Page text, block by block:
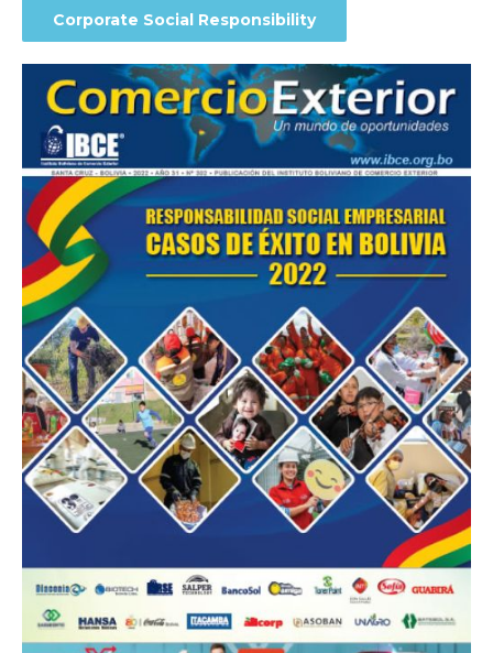
Corporate Social Responsibility